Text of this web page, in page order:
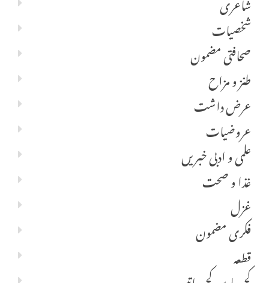
شخصیات
صحافتی مضمون
طنز و مزاح
عرض داشت
عروضیات
علمی و ادبی خبریں
غذا و صحت
غزل
فکری مضمون
قطعہ